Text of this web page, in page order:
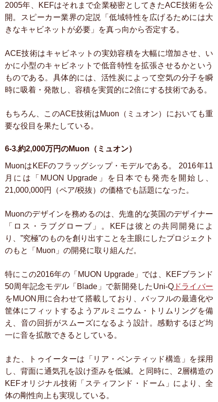
2005年、KEFはそれまで企業秘密としてきたACE技術を公
開。スピーカー業界の定説「低域特性を広げるためには大
きなキャビネットが必要」を真っ向から否定する。
ACE技術はキャビネットの実効容積を大幅に増加させ、い
かに小型のキャビネットで低音特性を拡張させるかという
ものである。具体的には、活性炭によって空気の分子を瞬
時に吸着・発散し、容積を実質的に2倍にする技術である。
もちろん、このACE技術はMuon（ミュオン）においても重
要な役目を果たしている。
6-3.約2,000万円のMuon（ミュオン）
MuonはKEFのフラッグシップ・モデルである。
2016年11
月には「MUON Upgrade」を日本でも発売を開始し、
21,000,000円（ペア/税抜）の価格でも話題になった。
Muonのデザインを務めるのは、先進的な英国のデザイナー
「ロス・ラブグローブ」。KEFは彼との共同開発によ
り、”究極”のものを創り出すことを主眼にしたプロジェクト
のもと「Muon」の開発に取り組んだ。
特にこの2016年の「MUON Upgrade」では、KEFブランド
50周年記念モデル「Blade」で新開発したUni-Qドライバー
をMUON用に合わせて搭載しており、バッフルの最適化や
筐体にフィットするようアルミニウム・トリムリングを備
え、音の回折がスムーズになるよう設計。感動するほど均
一に音を拡散できるとしている。
また、トゥイーターは「リア・ベンティッド構造」を採用
し、背面に通気孔を設け歪みを低減。と同時に、2層構造の
KEFオリジナル技術「スティフンド・ドーム」により、全
体の剛性向上も実現している。